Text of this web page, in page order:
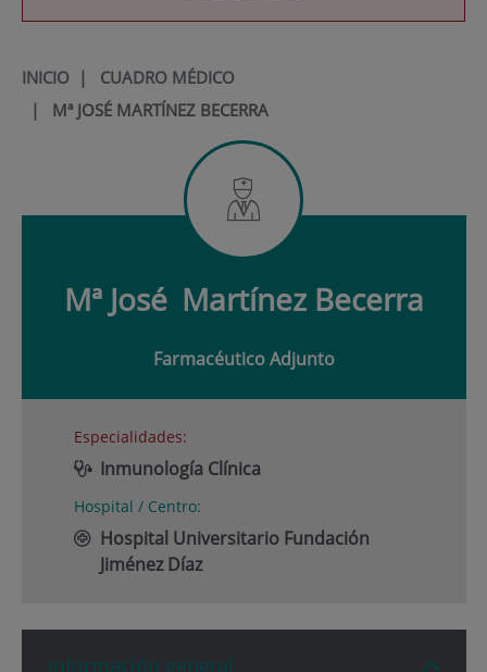
INICIO| CUADRO MÉDICO
| Mª JOSÉ MARTÍNEZ BECERRA
Mª José Martínez Becerra
Farmacéutico Adjunto
Especialidades:
Inmunología Clínica
Hospital / Centro:
Hospital Universitario Fundación
Jiménez Díaz
Información general